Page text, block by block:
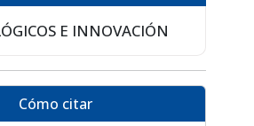
E INNOVACIÓN
Cómo citar